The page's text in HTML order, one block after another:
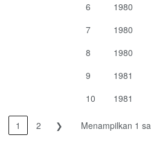
1 2 ❯
6
1980
7
1980
8
1980
9
1981
10
1981
Menampilkan 1